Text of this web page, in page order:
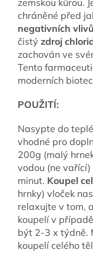
zemskou kůrou.
chráněné před
negativních vlivů
čistý zdroj
zachován ve
Tento
moderních
POUŽITÍ:
Nasypte do
vhodné pro
200g (malý
vodou (ne
minut. Koupel
hrnky) vloček
relaxujte v tom,
koupelí v
být 2-3 x týdně.
koupelí celého